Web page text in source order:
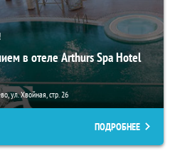
в отеле Arthurs Spa Hotel
ул. Хвойная, стр. 26
ПОДРОБНЕЕ